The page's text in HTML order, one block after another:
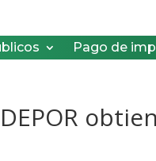
Pago de